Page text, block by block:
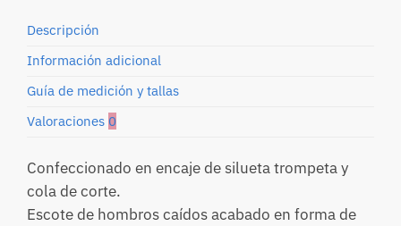
Descripción
Información adicional
Guía de medición y tallas
Valoraciones 0
Confeccionado en encaje de silueta trompeta y
cola de corte.
Escote de hombros caídos acabado en forma de